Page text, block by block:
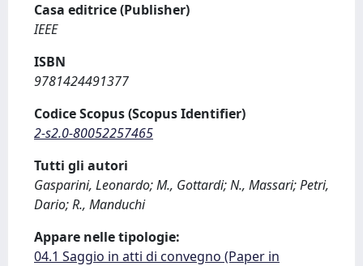
Casa editrice (Publisher)
IEEE
ISBN
9781424491377
Codice Scopus (Scopus Identifier)
2-s2.0-80052257465
Tutti gli autori
Gasparini, Leonardo; M., Gottardi; N., Massari; Petri,
Dario; R., Manduchi
Appare nelle tipologie:
04.1 Saggio in atti di convegno (Paper in